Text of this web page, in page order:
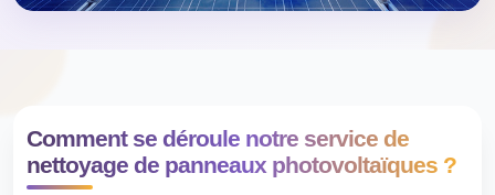
Comment se déroule notre service de
nettoyage de panneaux photovoltaïques ?